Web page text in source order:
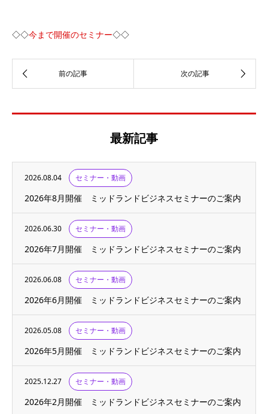
◇◇今まで開催のセミナー◇◇
最新記事
2026.08.04 セミナー・動画
2026年8月開催 ミッドランドビジネスセミナーのご案内
2026.06.30 セミナー・動画
2026年7月開催 ミッドランドビジネスセミナーのご案内
2026.06.08 セミナー・動画
2026年6月開催 ミッドランドビジネスセミナーのご案内
2026.05.08 セミナー・動画
2026年5月開催 ミッドランドビジネスセミナーのご案内
2025.12.27 セミナー・動画
2026年2月開催 ミッドランドビジネスセミナーのご案内